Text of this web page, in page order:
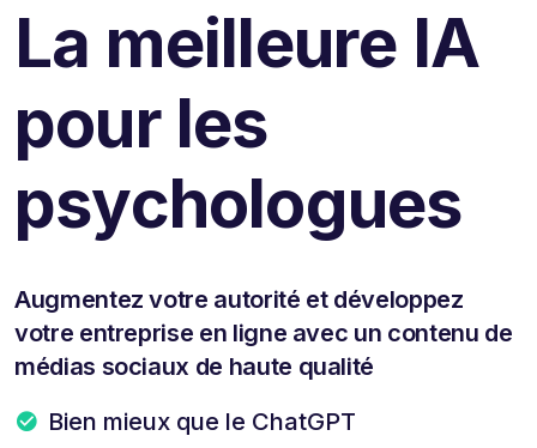
La meilleure IA
pour les
psychologues
Augmentez votre autorité et développez
votre entreprise en ligne avec un contenu de
médias sociaux de haute qualité
Bien mieux que le ChatGPT